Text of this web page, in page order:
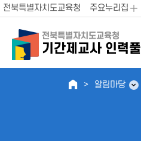
전북특별자치도교육청 주요누리집
전북특별자치도교육청
기간제교사 인력풀
알림마당